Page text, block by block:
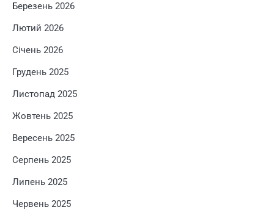
Березень 2026
Лютий 2026
Січень 2026
Грудень 2025
Листопад 2025
Жовтень 2025
Вересень 2025
Серпень 2025
Липень 2025
Червень 2025